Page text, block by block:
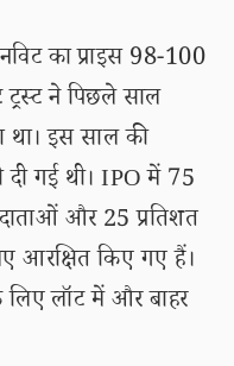
का प्राइस 98-100
ट्रस्ट ने पिछले साल
था। इस साल की
गई थी। IPO में 75
और 25 प्रतिशत
आरक्षित किए गए हैं।
लॉट में और बाहर